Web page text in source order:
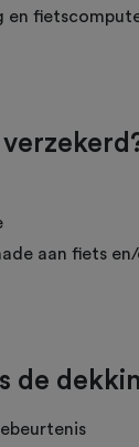
en
aan fiets
de